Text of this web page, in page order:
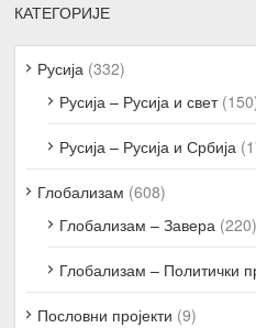
КАТЕГОРИЈЕ
Русија (332)
Русија – Русија и свет
Русија – Русија и Србија
Глобализам (608)
Глобализам – Завера (220)
Глобализам – Политички
Пословни пројекти (9)